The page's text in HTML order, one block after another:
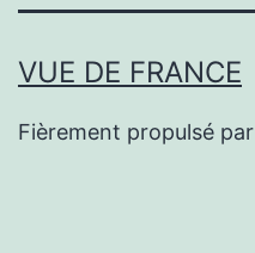
VUE DE FRANCE
Fièrement propulsé par